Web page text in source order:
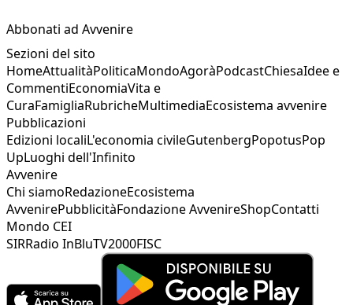
Abbonati ad Avvenire
Sezioni del sito
HomeAttualitàPoliticaMondoAgoràPodcastChiesaIdee e
CommentiEconomiaVita e
CuraFamigliaRubricheMultimediaEcosistema avvenire
Pubblicazioni
Edizioni localiL'economia civileGutenbergPopotusPop
UpLuoghi dell'Infinito
Avvenire
Chi siamoRedazioneEcosistema
AvvenirePubblicitàFondazione AvvenireShopContatti
Mondo CEI
SIRRadio InBluTV2000FISC